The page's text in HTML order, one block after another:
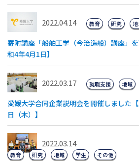
2022.04.14
寄附講座「船舶工学（今治造船）講座」
和4年4月1日】
教育 研究
2022.03.17
愛媛大学合同企業説明会を開催しました
日（木）】
就職支援 地域
2022.03.14
教育 研究 地域 学生 その他